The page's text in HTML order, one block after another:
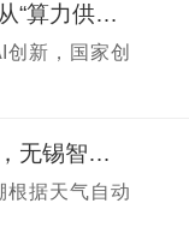
无锡：“超”“智”融合，从“算力供给者”向“产业赋能者”跃迁
新，国家创
从“靠经验”到“靠数据”，无锡智慧农业开启AI管控新篇章
根据天气自动